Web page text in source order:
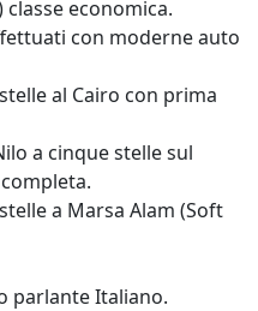
economica.
con moderne auto
al Cairo con prima
a cinque stelle sul
a Marsa Alam (Soft
parlante Italiano.